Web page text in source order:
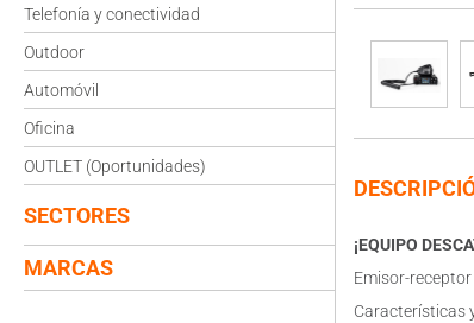
Telefonía y conectividad
Outdoor
Automóvil
Oficina
OUTLET (Oportunidades)
SECTORES
MARCAS
¡EQUIPO
Emisor-
Características